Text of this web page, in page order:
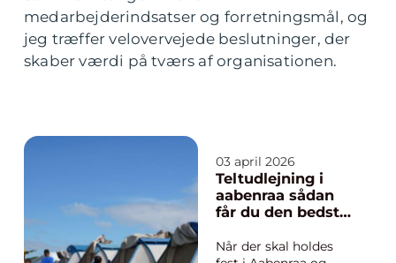
medarbejderindsatser og forretningsmål, og
jeg træffer velovervejede beslutninger, der
skaber værdi på tværs af organisationen.
03 april 2026
Teltudlejning i
aabenraa sådan
får du den bedste
Når der skal holdes